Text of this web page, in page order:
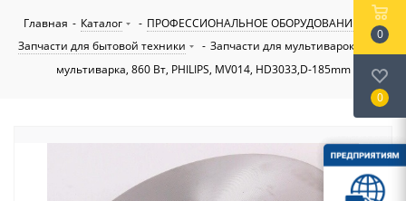
Главная - Каталог - ПРОФЕССИОНАЛЬНОЕ ОБОРУДОВАНИЕ
-
Запчасти для бытовой техники
- Запчасти для мультиварок
Тэн,
мультиварка, 860 Вт, PHILIPS, MV014, HD3033,D-185mm
0
0